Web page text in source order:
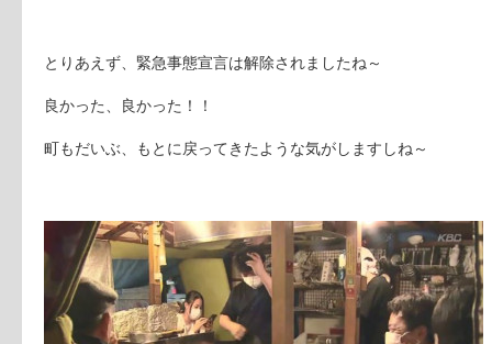
とりあえず、緊急事態宣言は解除されましたね～
良かった、良かった！！
町もだいぶ、もとに戻ってきたような気がしますしね～